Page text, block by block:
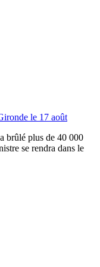
le 17 août
brûlé plus de 40 000
se rendra dans le